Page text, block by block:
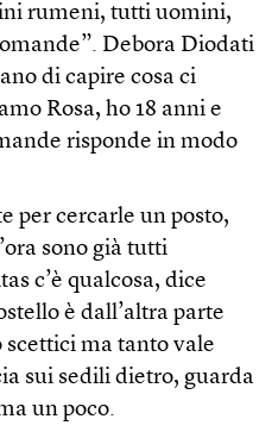
rumeni, tutti uomini,
Debora Diodati
di capire cosa ci
Rosa, ho 18 anni e
risponde in modo
per cercarle un posto,
sono già tutti
c’è qualcosa, dice
è dall’altra parte
ma tanto vale
sui sedili dietro, guarda
un poco.